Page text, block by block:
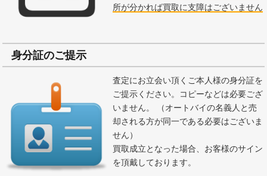
所が分かれば買取に支障はございません
身分証のご提示
査定にお立会い頂くご本人様の身分証を
ご提示ください。コピーなどは必要ござ
いません。 （オートバイの名義人と売
却される方が同一である必要はございま
せん）
買取成立となった場合、お客様のサイン
を頂戴しております。